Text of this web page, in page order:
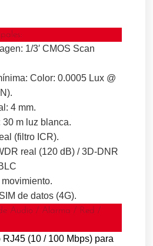
1/3′ CMOS Scan
Color: 0.0005 Lux @
4 mm.
30 m luz blanca.
(filtro ICR).
real (120 dB) / 3D-DNR
de datos (4G).
Audio / Alarma / Red /
RJ45 (10 / 100 Mbps) para